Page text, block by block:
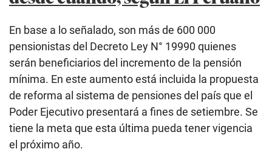
En base a lo señalado, son más de 600 000
pensionistas del Decreto Ley N° 19990 quienes
serán beneficiarios del incremento de la pensión
mínima. En este aumento está incluida la propuesta
de reforma al sistema de pensiones del país que el
Poder Ejecutivo presentará a fines de setiembre. Se
tiene la meta que esta última pueda tener vigencia
el próximo año.